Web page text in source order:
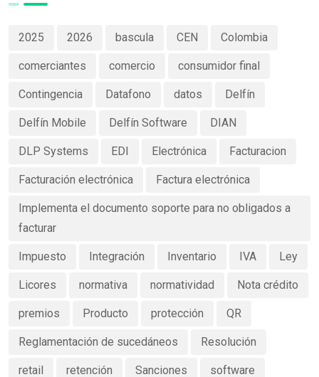
2025 2026 bascula CEN Colombia
comerciantes comercio consumidor final
Contingencia Datafono datos Delfín
Delfín Mobile Delfín Software DIAN
DLP Systems EDI Electrónica Facturacion
Facturación electrónica Factura electrónica
Implementa el documento soporte para no obligados a
facturar
Impuesto Integración Inventario IVA Ley
Licores normativa normatividad Nota crédito
premios Producto protección QR
Reglamentación de sucedáneos Resolución
retail retención Sanciones software